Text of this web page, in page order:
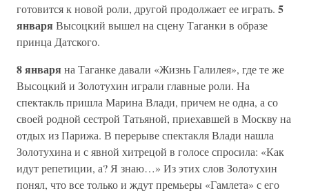
готовится к новой роли, другой продолжает ее играть. 5
января Высоцкий вышел на сцену Таганки в образе
принца Датского.
8 января на Таганке давали «Жизнь Галилея», где те же
Высоцкий и Золотухин играли главные роли. На
спектакль пришла Марина Влади, причем не одна, а со
своей родной сестрой Татьяной, приехавшей в Москву на
отдых из Парижа. В перерыве спектакля Влади нашла
Золотухина и с явной хитрецой в голосе спросила: «Как
идут репетиции, а? Я знаю…» Из этих слов Золотухин
понял, что все только и ждут премьеры «Гамлета» с его